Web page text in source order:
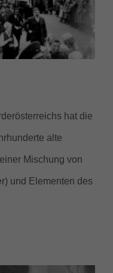
hat die
alte
Mischung von
und Elementen des